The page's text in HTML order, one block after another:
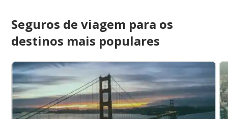
Seguros de viagem para os
destinos mais populares